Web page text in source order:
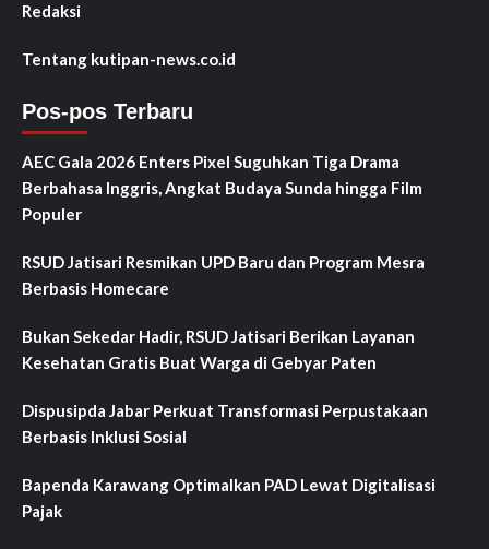
Redaksi
Tentang kutipan-news.co.id
Pos-pos Terbaru
AEC Gala 2026 Enters Pixel Suguhkan Tiga Drama
Berbahasa Inggris, Angkat Budaya Sunda hingga Film
Populer
RSUD Jatisari Resmikan UPD Baru dan Program Mesra
Berbasis Homecare
Bukan Sekedar Hadir, RSUD Jatisari Berikan Layanan
Kesehatan Gratis Buat Warga di Gebyar Paten
Dispusipda Jabar Perkuat Transformasi Perpustakaan
Berbasis Inklusi Sosial
Bapenda Karawang Optimalkan PAD Lewat Digitalisasi
Pajak